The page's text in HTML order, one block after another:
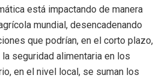
está impactando de manera
mundial, desencadenando
que podrían, en el corto plazo,
seguridad alimentaria en los
en el nivel local, se suman los